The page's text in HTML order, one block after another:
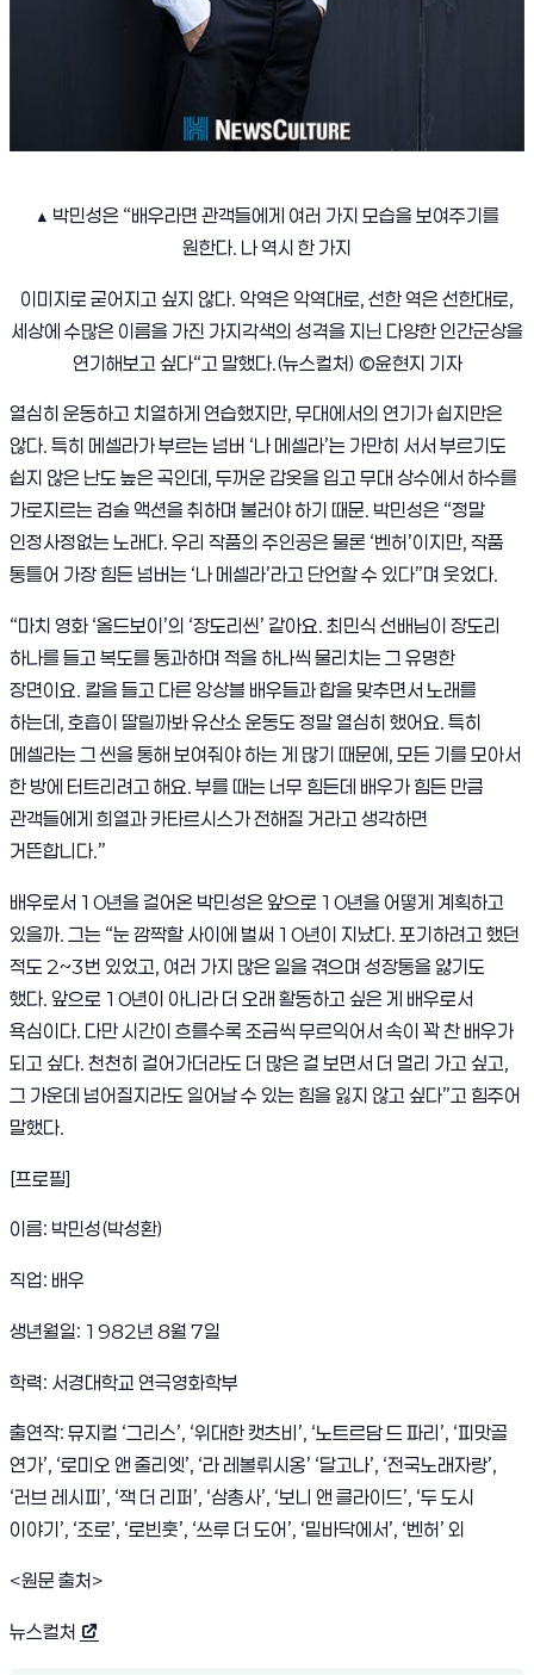
▲ 박민성은 “배우라면 관객들에게 여러 가지 모습을 보여주기를
원한다. 나 역시 한 가지
이미지로 굳어지고 싶지 않다. 악역은 악역대로, 선한 역은 선한대로,
세상에 수많은 이름을 가진 가지각색의 성격을 지닌 다양한 인간군상을
연기해보고 싶다“고 말했다.(뉴스컬처) ©윤현지 기자
열심히 운동하고 치열하게 연습했지만, 무대에서의 연기가 쉽지만은
않다. 특히 메셀라가 부르는 넘버 ‘나 메셀라’는 가만히 서서 부르기도
쉽지 않은 난도 높은 곡인데 , 두꺼운 갑옷을 입고 무대 상수에서 하수를
가로지르는 검술 액션을 취하며 불러야 하기 때문. 박민성은 “정말
인정사정없는 노래다. 우리 작품의 주인공은 물론 ‘벤허 ’이지만, 작품
통틀어 가장 힘든 넘버는 ‘나 메셀라’라고 단언할 수 있다”며 웃었다.
“마치 영화 ‘올드보이 ’의 ‘장도리씬’ 같아요. 최민식 선배님이 장도리
하나를 들고 복도를 통과하며 적을 하나씩 물리치는 그 유명한
장면이요. 칼을 들고 다른 앙상블 배우들과 합을 맞추면서 노래를
하는데 , 호흡이 딸릴까봐 유산소 운동도 정말 열심히 했어요. 특히
메셀라는 그 씬을 통해 보여줘야 하는 게 많기 때문에 , 모든 기를 모아서
한 방에 터트리려고 해요. 부를 때는 너무 힘든데 배우가 힘든 만큼
관객들에게 희열과 카타르시스가 전해질 거라고 생각하면
거뜬합니다.”
배우로서 10년을 걸어온 박민성은 앞으로 10년을 어떻게 계획하고
있을까. 그는 “눈 깜짝할 사이에 벌써 10년이 지났다. 포기하려고 했던
적도 2~3번 있었고, 여러 가지 많은 일을 겪으며 성장통을 앓기도
했다. 앞으로 10년이 아니라 더 오래 활동하고 싶은 게 배우로서
욕심이다. 다만 시간이 흐를수록 조금씩 무르익어서 속이 꽉 찬 배우가
되고 싶다. 천천히 걸어가더라도 더 많은 걸 보면서 더 멀리 가고 싶고,
그 가운데 넘어질지라도 일어날 수 있는 힘을 잃지 않고 싶다”고 힘주어
말했다.
[프로필]
이름: 박민성(박성환)
직업: 배우
생년월일: 1982년 8월 7일
학력: 서경대학교 연극영화학부
출연작: 뮤지컬 ‘그리스’, ‘위대한 캣츠비 ’, ‘노트르담 드 파리 ’, ‘피맛골
연가’, ‘로미오 앤 줄리엣’, ‘라 레볼뤼시옹’ ‘달고나’, ‘전국노래자랑’,
‘러브 레시피 ’, ‘잭 더 리퍼 ’, ‘삼총사’, ‘보니 앤 클라이드’, ‘두 도시
이야기 ’, ‘조로’, ‘로빈훗’, ‘쓰루 더 도어 ’, ‘밑바닥에서’, ‘벤허 ’ 외
<원문 출처 >
뉴스컬처 (새 창 열림)